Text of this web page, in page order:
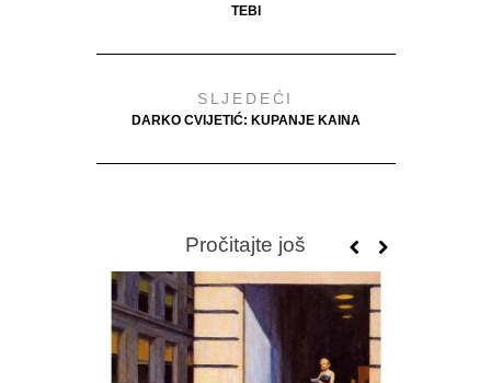
TEBI
SLJEDEĆI
DARKO CVIJETIĆ: KUPANJE KAINA
Pročitajte još